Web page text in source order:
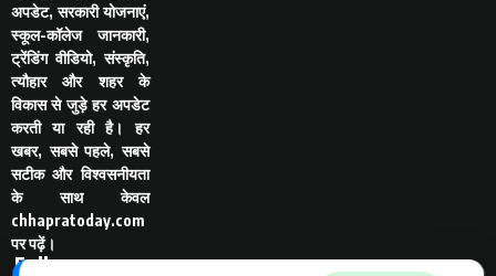
अपडेट, सरकारी योजनाएं,
स्कूल-कॉलेज जानकारी,
ट्रेंडिंग वीडियो, संस्कृति,
त्यौहार और शहर के
विकास से जुड़े हर अपडेट
करती या रही है। हर
खबर, सबसे पहले, सबसे
सटीक और विश्वसनीयता
के साथ केवल
chhapratoday.com
पर पढ़ें।
Follo